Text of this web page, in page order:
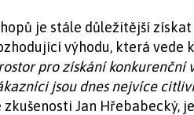
je stále důležitější
výhodu, která vede
pro získání konkurenční
jsou dnes nejvíce
Jan Hřebabecký,